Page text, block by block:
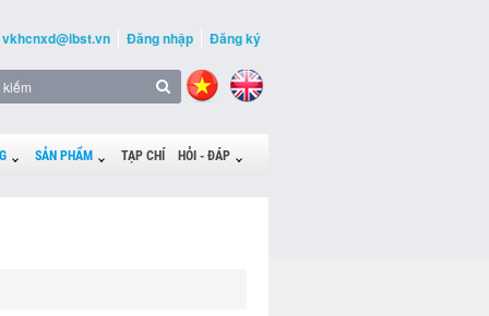
vkhcnxd@ibst.vn Đăng nhập Đăng ký
SẢN PHẨM TẠP CHÍ HỎI - ĐÁP